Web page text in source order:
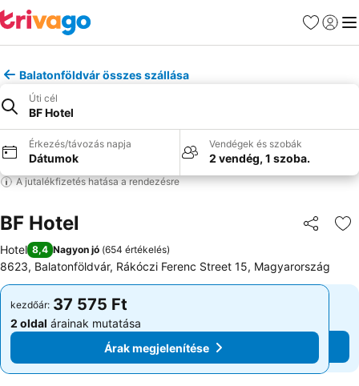
Kedvencek
Balatonföldvár összes szállása
Úti cél
BF Hotel
Érkezés/távozás napja
Dátumok
Vendégek és szobák
2 vendég, 1 szoba.
A jutalékfizetés hatása a rendezésre
BF Hotel
Hotel 8,4 Nagyon jó (654 értékelés)
8623, Balatonföldvár, Rákóczi Ferenc Street 15, Magyarország
kezdőár: 37 575 Ft
2 oldal árainak mutatása
Árak megjelenítése
kezdőár: 37 575 Ft
2 oldal árainak mutatása
Árak megjelenítése